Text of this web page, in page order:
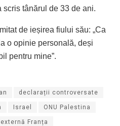
scris tânărul de 33 de ani.
de ieșirea fiului său: „Ca
o opinie personală, deși
pentru mine”.
declarații controversate
Israel ONU Palestina
Franța